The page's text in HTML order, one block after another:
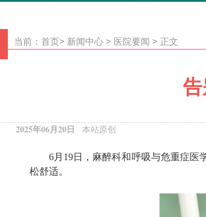
当前： 首页> 新闻中心 > 医院要闻 > 正文
2025年06月20日 本站原创
6月19日，麻醉科和呼吸与危重症
松舒适。